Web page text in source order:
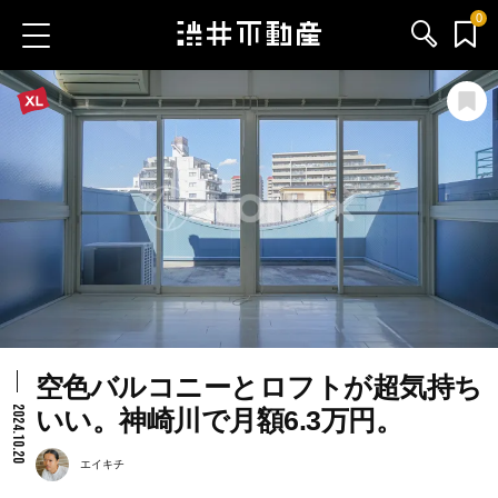
0
お気に入り物件 お問い合わせ
サービス内容
渋井不動産のメンバー
会社情報
2024.10.20
空色バルコニーとロフトが超気持ち
いい。神崎川で月額6.3万円。
エイキチ